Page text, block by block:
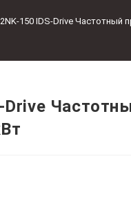
150 IDS-Drive Частотный